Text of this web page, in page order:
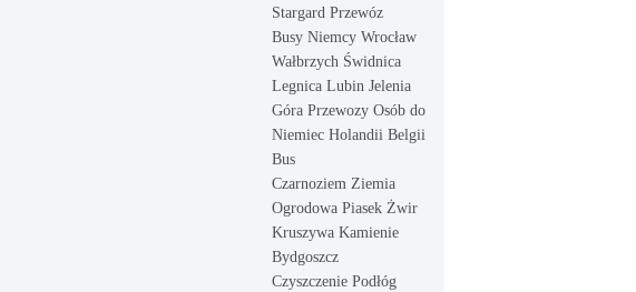
Stargard Przewóz
Busy Niemcy Wrocław
Wałbrzych Świdnica
Legnica Lubin Jelenia
Góra Przewozy Osób do
Niemiec Holandii Belgii
Bus
Czarnoziem Ziemia
Ogrodowa Piasek Żwir
Kruszywa Kamienie
Bydgoszcz
Czyszczenie Podłóg